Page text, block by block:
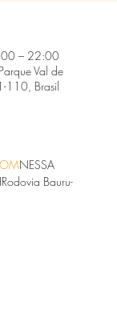
– 22:00
Val de
110, Brasil
NESSA
Bauru-